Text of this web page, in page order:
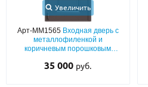
Увеличить
Арт-ММ1565 Входная дверь с
металлофиленкой и
коричневым порошковым
35 000 руб.